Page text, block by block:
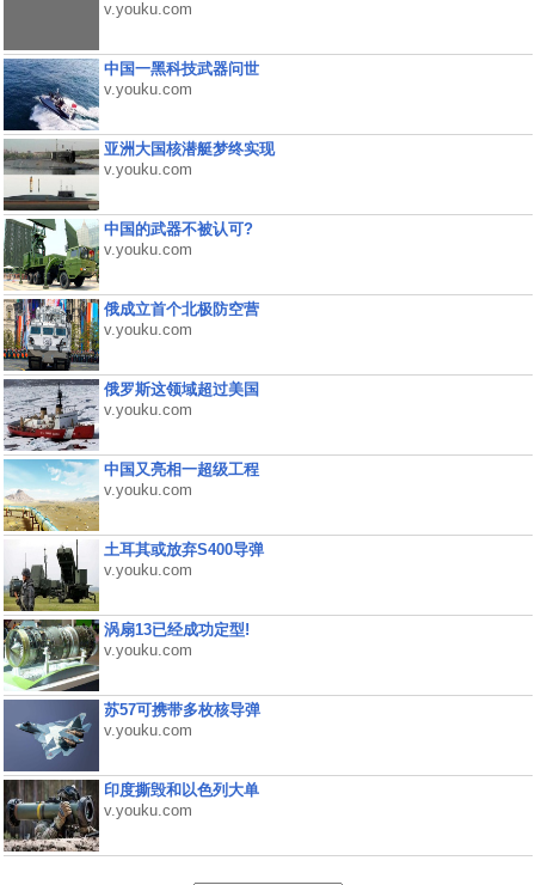
v.youku.com
中国一黑科技武器问世
v.youku.com
亚洲大国核潜艇梦终实现
v.youku.com
中国的武器不被认可?
v.youku.com
俄成立首个北极防空营
v.youku.com
俄罗斯这领域超过美国
v.youku.com
中国又亮相一超级工程
v.youku.com
土耳其或放弃S400导弹
v.youku.com
涡扇13已经成功定型!
v.youku.com
苏57可携带多枚核导弹
v.youku.com
印度撕毁和以色列大单
v.youku.com